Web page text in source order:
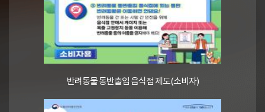
반려동물 동반출입 음식점 제도(소비자)